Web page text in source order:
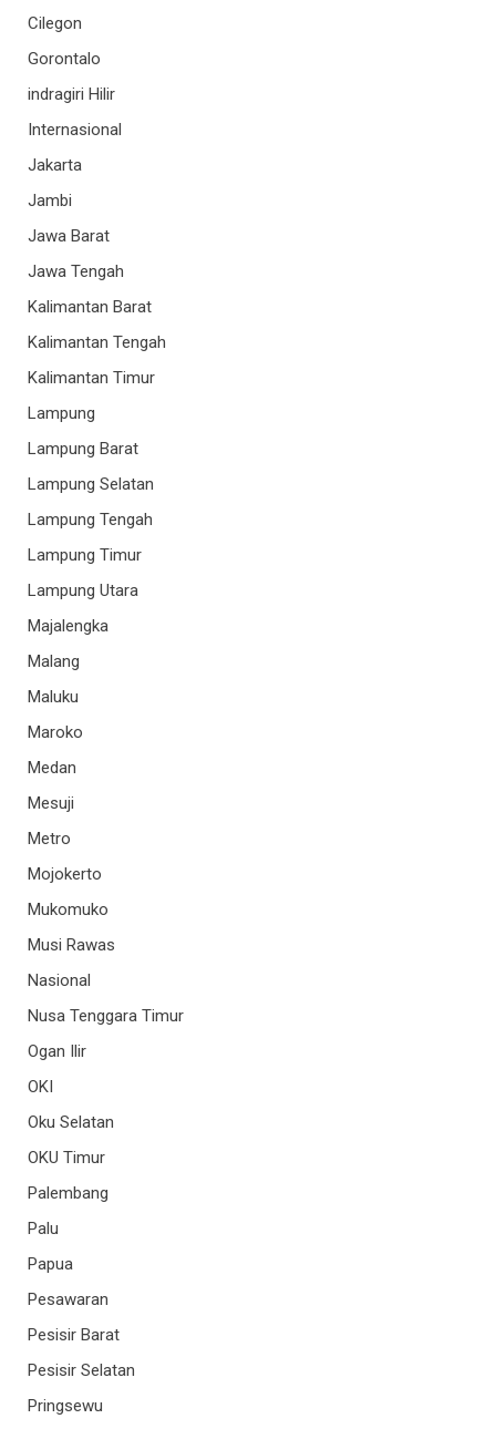
Cilegon
Gorontalo
indragiri Hilir
Internasional
Jakarta
Jambi
Jawa Barat
Jawa Tengah
Kalimantan Barat
Kalimantan Tengah
Kalimantan Timur
Lampung
Lampung Barat
Lampung Selatan
Lampung Tengah
Lampung Timur
Lampung Utara
Majalengka
Malang
Maluku
Maroko
Medan
Mesuji
Metro
Mojokerto
Mukomuko
Musi Rawas
Nasional
Nusa Tenggara Timur
Ogan Ilir
OKI
Oku Selatan
OKU Timur
Palembang
Palu
Papua
Pesawaran
Pesisir Barat
Pesisir Selatan
Pringsewu